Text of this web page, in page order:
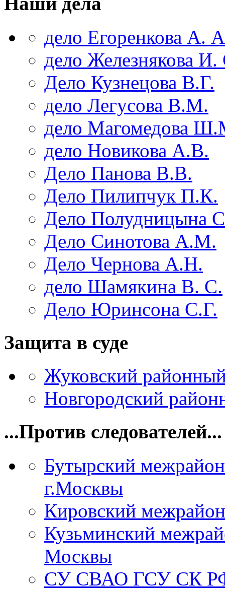
дело Егоренкова А.
дело Железнякова И.
Дело Кузнецова В.Г.
дело Легусова В.М.
дело Магомедова
дело Новикова А.В.
Дело Панова В.В.
Дело Пилипчук П.К.
Дело Полудницына
Дело Синотова А.М.
Дело Чернова А.Н.
дело Шамякина В. С.
Дело Юринсона С.Г.
Защита в суде
Жуковский
Новгородский
...Против следователей...
Бутырский
г.Москвы
Кировский
Кузьминский
Москвы
СУ СВАО ГСУ СК